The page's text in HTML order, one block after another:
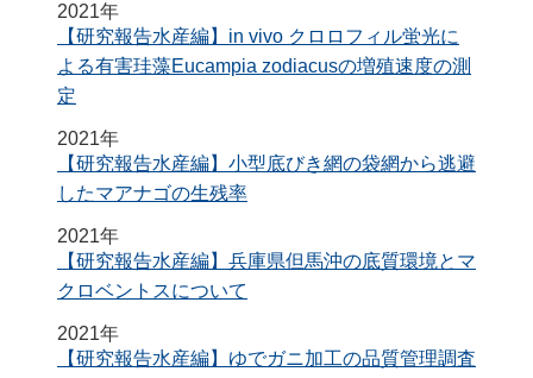
2021年
【研究報告水産編】in vivo クロロフィル蛍光に
よる有害珪藻Eucampia zodiacusの増殖速度の測
定
2021年
【研究報告水産編】小型底びき網の袋網から逃避
したマアナゴの生残率
2021年
【研究報告水産編】兵庫県但馬沖の底質環境とマ
クロベントスについて
2021年
【研究報告水産編】ゆでガニ加工の品質管理調査